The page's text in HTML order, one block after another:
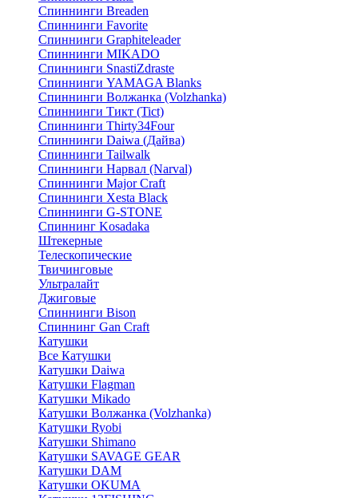
Спиннинги Breaden
Спиннинги Favorite
Спиннинги Graphiteleader
Спиннинги MIKADO
Спиннинги SnastiZdraste
Спиннинги YAMAGA Blanks
Спиннинги Волжанка (Volzhanka)
Спиннинги Тикт (Tict)
Спиннинги Thirty34Four
Спиннинги Daiwa (Дайва)
Спиннинги Tailwalk
Спиннинги Нарвал (Narval)
Спиннинги Major Craft
Спиннинги Xesta Black
Спиннинги G-STONE
Спиннинг Kosadaka
Штекерные
Телескопические
Твичинговые
Ультралайт
Джиговые
Спиннинги Bison
Спиннинг Gan Craft
Катушки
Все Катушки
Катушки Daiwa
Катушки Flagman
Катушки Mikado
Катушки Волжанка (Volzhanka)
Катушки Ryobi
Катушки Shimano
Катушки SAVAGE GEAR
Катушки DAM
Катушки OKUMA